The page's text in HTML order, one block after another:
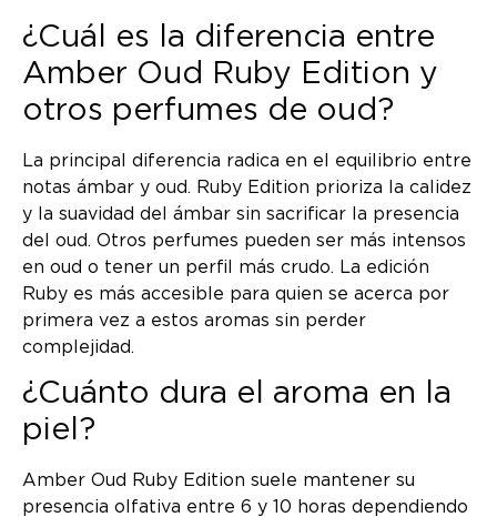
¿Cuál es la diferencia entre
Amber Oud Ruby Edition y
otros perfumes de oud?
La principal diferencia radica en el equilibrio entre
notas ámbar y oud. Ruby Edition prioriza la calidez
y la suavidad del ámbar sin sacrificar la presencia
del oud. Otros perfumes pueden ser más intensos
en oud o tener un perfil más crudo. La edición
Ruby es más accesible para quien se acerca por
primera vez a estos aromas sin perder
complejidad.
¿Cuánto dura el aroma en la
piel?
Amber Oud Ruby Edition suele mantener su
presencia olfativa entre 6 y 10 horas dependiendo